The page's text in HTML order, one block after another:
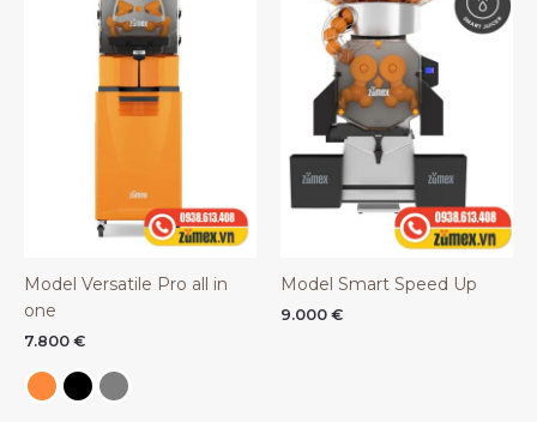
Model Versatile Pro all in
one
7.800 €
Model Smart Speed Up
9.000 €